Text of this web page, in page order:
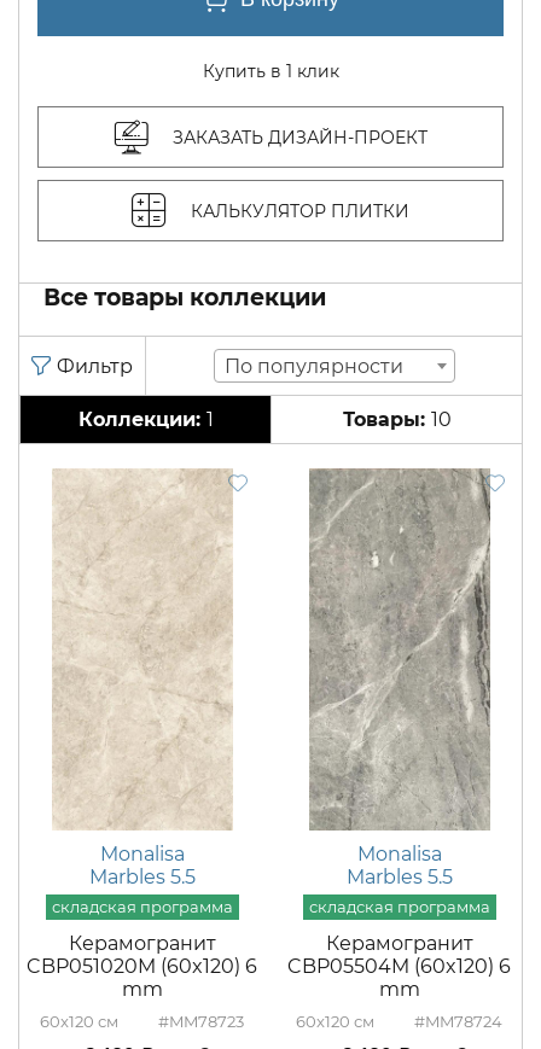
Купить в 1 клик
ЗАКАЗАТЬ ДИЗАЙН-ПРОЕКТ
КАЛЬКУЛЯТОР ПЛИТКИ
Все товары коллекции
По популярности
1 10
Monalisa
Marbles 5.5
Керамогранит
CBP051020M (60x120) 6
mm
60x120 #MM78723
Monalisa
Marbles 5.5
Керамогранит
CBP05504M (60x120) 6
mm
60x120 #MM78724